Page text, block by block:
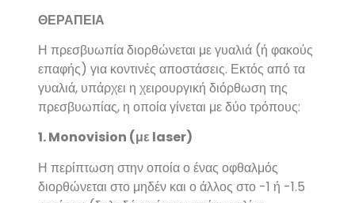
ΘΕΡΑΠΕΙΑ
Η πρεσβυωπία διορθώνεται με γυαλιά (ή φακούς
επαφής) για κοντινές αποστάσεις. Εκτός από τα
γυαλιά, υπάρχει η χειρουργική διόρθωση της
πρεσβυωπίας, η οποία γίνεται με δύο τρόπους:
1. Monovision (με laser)
Η περίπτωση στην οποία ο ένας οφθαλμός
διορθώνεται στο μηδέν και ο άλλος στο -1 ή -1.5